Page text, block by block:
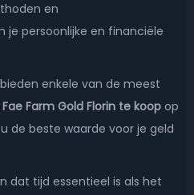
en
persoonlijke en financiële
enkele van de meest
Fae Farm Gold Florin te koopop
de beste waarde voor je geld
dat tijd essentieel is als het